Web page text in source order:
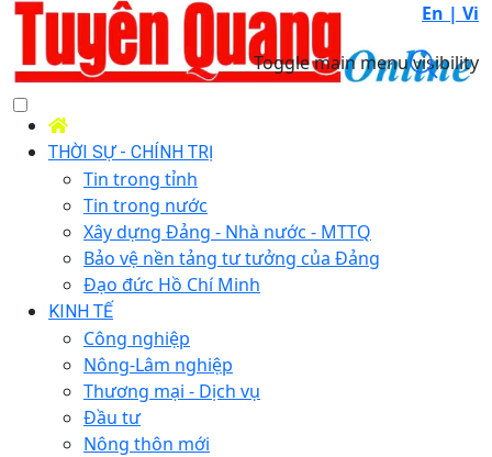
En | Vi
Toggle main menu visibility
THỜI SỰ - CHÍNH TRỊ
Tin trong tỉnh
Tin trong nước
Xây dựng Đảng - Nhà nước - MTTQ
Bảo vệ nền tảng tư tưởng của Đảng
Đạo đức Hồ Chí Minh
KINH TẾ
Công nghiệp
Nông-Lâm nghiệp
Thương mại - Dịch vụ
Đầu tư
Nông thôn mới